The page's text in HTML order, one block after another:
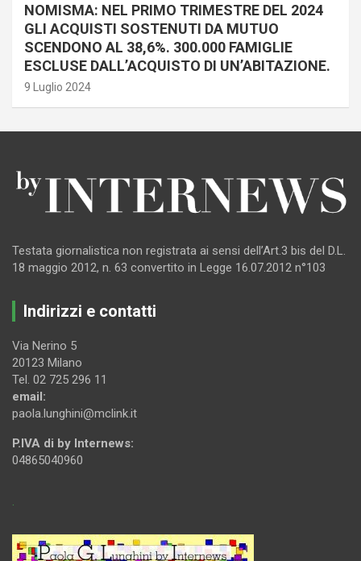
NOMISMA: NEL PRIMO TRIMESTRE DEL 2024
GLI ACQUISTI SOSTENUTI DA MUTUO
SCENDONO AL 38,6%. 300.000 FAMIGLIE
ESCLUSE DALL’ACQUISTO DI UN’ABITAZIONE.
9 Luglio 2024
Testata giornalistica non registrata ai sensi dell’Art.3 bis del D.L.
18 maggio 2012, n. 63 convertito in Legge 16.07.2012 n°103
Indirizzi e contatti
Via Nerino 5
20123 Milano
Tel. 02 725 296 11
email:
paola.lunghini@mclink.it
P.IVA di by Internews:
04865040960
.